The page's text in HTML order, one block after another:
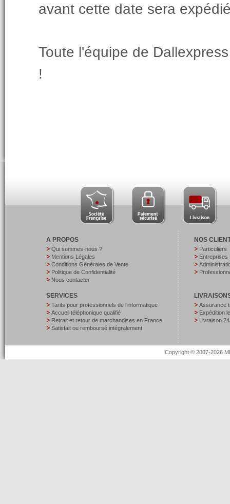
avant cette date sera
Toute l'équipe de
!
A PROPOS
Qui sommes-nous ?
Mentions Légales
Conditions Générales de Vente
Politique de Confidentialité
Nous contacter
SERVICES
Tarifs pour professionnels de l’informatique
Accueil téléphonique qualifié
Retrait et retour de marchandises en France
Satisfait ou remboursé intégralement
NOS
Particuliers
Entreprises
Assurance
Expédition
Livraison
Copyright © 2007-2026